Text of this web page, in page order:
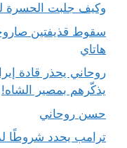
وكيف جلبت الحسرة
سقوط قذيفتين
هاتاي
روحاني يحذر قادة
يذكّرهم بمصير الشاه!
حسن روحاني
ترامب يحدد شروطًا